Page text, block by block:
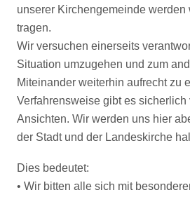
unserer Kirchengemeinde werden
tragen.
Wir versuchen einerseits
Situation umzugehen und zum
Miteinander weiterhin aufrecht zu
Verfahrensweise gibt es
Ansichten. Wir werden uns hier
der Stadt und der Landeskirche
Dies bedeutet:
• Wir bitten alle sich mit